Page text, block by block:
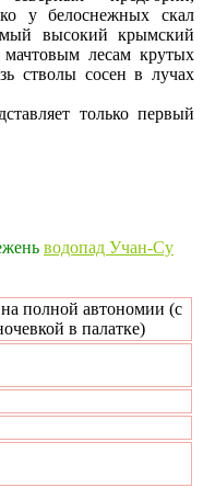
у белоснежных скал
высокий крымский
лесам крутых
стволы сосен в лучах
только первый
водопад Учан-Су
полной автономии (с
в палатке)